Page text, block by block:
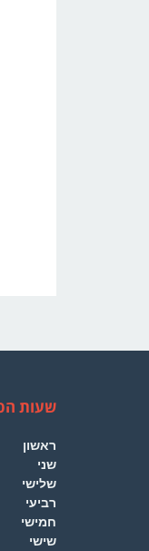
שעות
ראשון
שני
שלישי
רביעי
חמישי
שישי